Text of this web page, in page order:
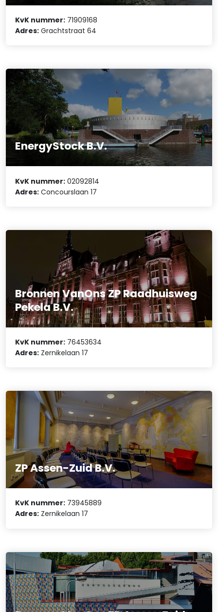
KvK nummer: 71909168
Adres: Grachtstraat 64
EnergyStock B.V.
KvK nummer: 02092814
Adres: Concourslaan 17
Bronnen VanOns ZP Raadhuisweg
Pekela B.V.
KvK nummer: 76453634
Adres: Zernikelaan 17
ZP Assen-Zuid B.V.
KvK nummer: 73945889
Adres: Zernikelaan 17